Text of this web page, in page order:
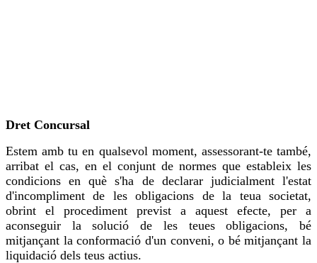
Dret Concursal
Estem amb tu en qualsevol moment, assessorant-te també,
arribat el cas, en el conjunt de normes que estableix les
condicions en què s'ha de declarar judicialment l'estat
d'incompliment de les obligacions de la teua societat,
obrint el procediment previst a aquest efecte, per a
aconseguir la solució de les teues obligacions, bé
mitjançant la conformació d'un conveni, o bé mitjançant la
liquidació dels teus actius.